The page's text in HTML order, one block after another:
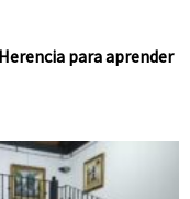
para aprender